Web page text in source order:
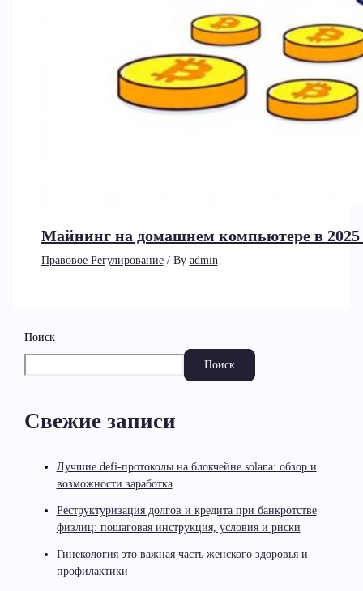
Майнинг на домашнем компьютере в 2025
Правовое Регулирование/ By admin
Поиск
Поиск
Свежие записи
Лучшие defi-протоколы на блокчейне solana: обзор и
возможности заработка
Реструктуризация долгов и кредита при банкротстве
физлиц: пошаговая инструкция, условия и риски
Гинекология это важная часть женского здоровья и
профилактики